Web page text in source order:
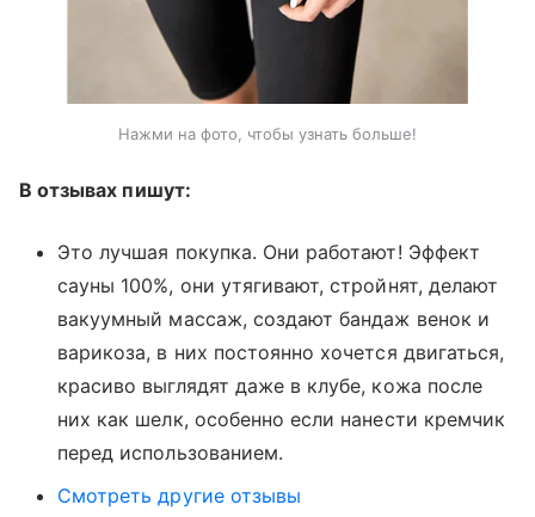
Нажми на фото, чтобы узнать больше!
В отзывах пишут:
Это лучшая покупка. Они работают! Эффект
сауны 100%, они утягивают, стройнят, делают
вакуумный массаж, создают бандаж венок и
варикоза, в них постоянно хочется двигаться,
красиво выглядят даже в клубе, кожа после
них как шелк, особенно если нанести кремчик
перед использованием.
Смотреть другие отзывы